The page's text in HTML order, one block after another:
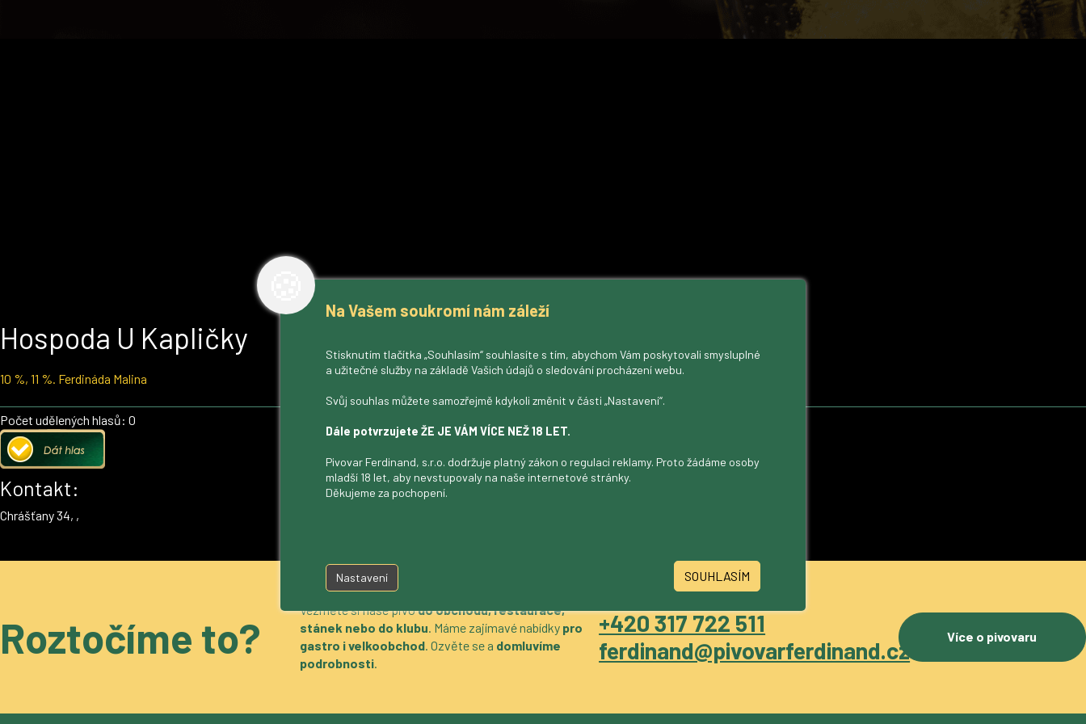
Na Vašem soukromí nám záleží
Stisknutím tlačítka „Souhlasím“ souhlasíte s tím, abychom Vám poskytovali smysluplné
a užitečné služby na základě Vašich údajů o sledování procházení webu.
Svůj souhlas můžete samozřejmě kdykoli změnit v části „Nastavení“.
Dále potvrzujete ŽE JE VÁM VÍCE NEŽ 18 LET.
Pivovar Ferdinand, s.r.o. dodržuje platný zákon o regulaci reklamy. Proto žádáme osoby
mladší 18 let, aby nevstupovaly na naše internetové stránky.
Děkujeme za pochopení.
Nastavení SOUHLASÍM
Hospoda U Kapličky
10 %, 11 %. Ferdináda Malina
Počet udělených hlasů: 0
Kontakt:
Chrášťany 34, ,
Roztočíme to?
Vezměte si naše pivodo obchodu, restaurace,
stánek nebo do klubu. Máme zajímavé nabídky pro
gastro i velkoobchod. Ozvěte se a domluvíme
podrobnosti.
+420 317 722 511
ferdinand@pivovarferdinand.cz
Více o pivovaru